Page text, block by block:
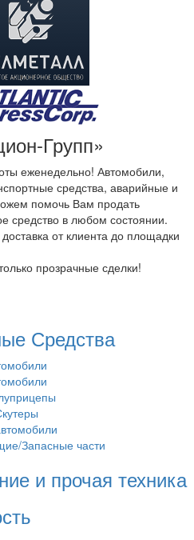
Групп»
еженедельно! Автомобили,
средства, аварийные и
помочь Вам продать
средство в любом состоянии.
от клиента до площадки
прозрачные сделки!
Средства
Запасные части
и прочая техника